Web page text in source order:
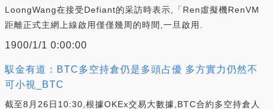
LoongWang在接受Defiant的采訪時表示,「Ren虛擬機RenVM
距離正式主網上線啟用僅僅幾周的時間,一旦啟用.
1900/1/1 0:00:00
馭金有道：BTC多空持倉仍是多頭占優 多方實力仍然不
可小視_BTC
截至8月26日10:30,根據OKEx交易大數據,BTC合約多空持倉人